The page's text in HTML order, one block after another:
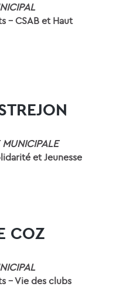
- CSAB et Haut
et Jeunesse
COZ
- Vie des clubs